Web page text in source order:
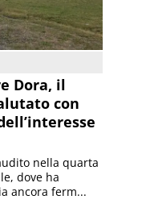
Dora, il
con
nella quarta
dove ha
ancora ferm...